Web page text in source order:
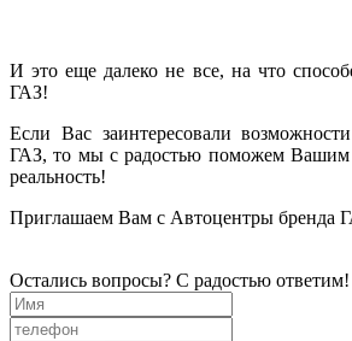
И это еще далеко не все, на что
ГАЗ!
Если Вас заинтересовали
ГАЗ, то мы с радостью поможем Вашим
реальность!
Приглашаем Вам с Автоцентры бренда
Остались вопросы? С радостью ответим!